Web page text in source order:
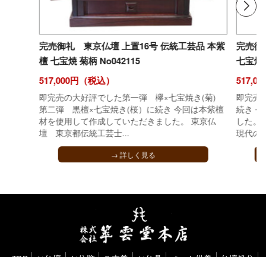
完売御礼 東京仏壇 上置16号 伝統工芸品 本紫
檀 七宝焼 菊柄 No042115
517,000円（税込）
即完売の大好評でした第一弾 欅×七宝焼き(菊)
第二弾 黒檀×七宝焼き(桜）に続き 今回は本紫檀
材を使用して作成していただきました。 東京仏
壇 東京都伝統工芸士...
→ 詳しく見る
完売
七宝焼
即完売
続き 今
した
現代